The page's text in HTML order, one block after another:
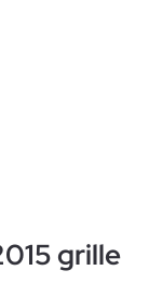
grille